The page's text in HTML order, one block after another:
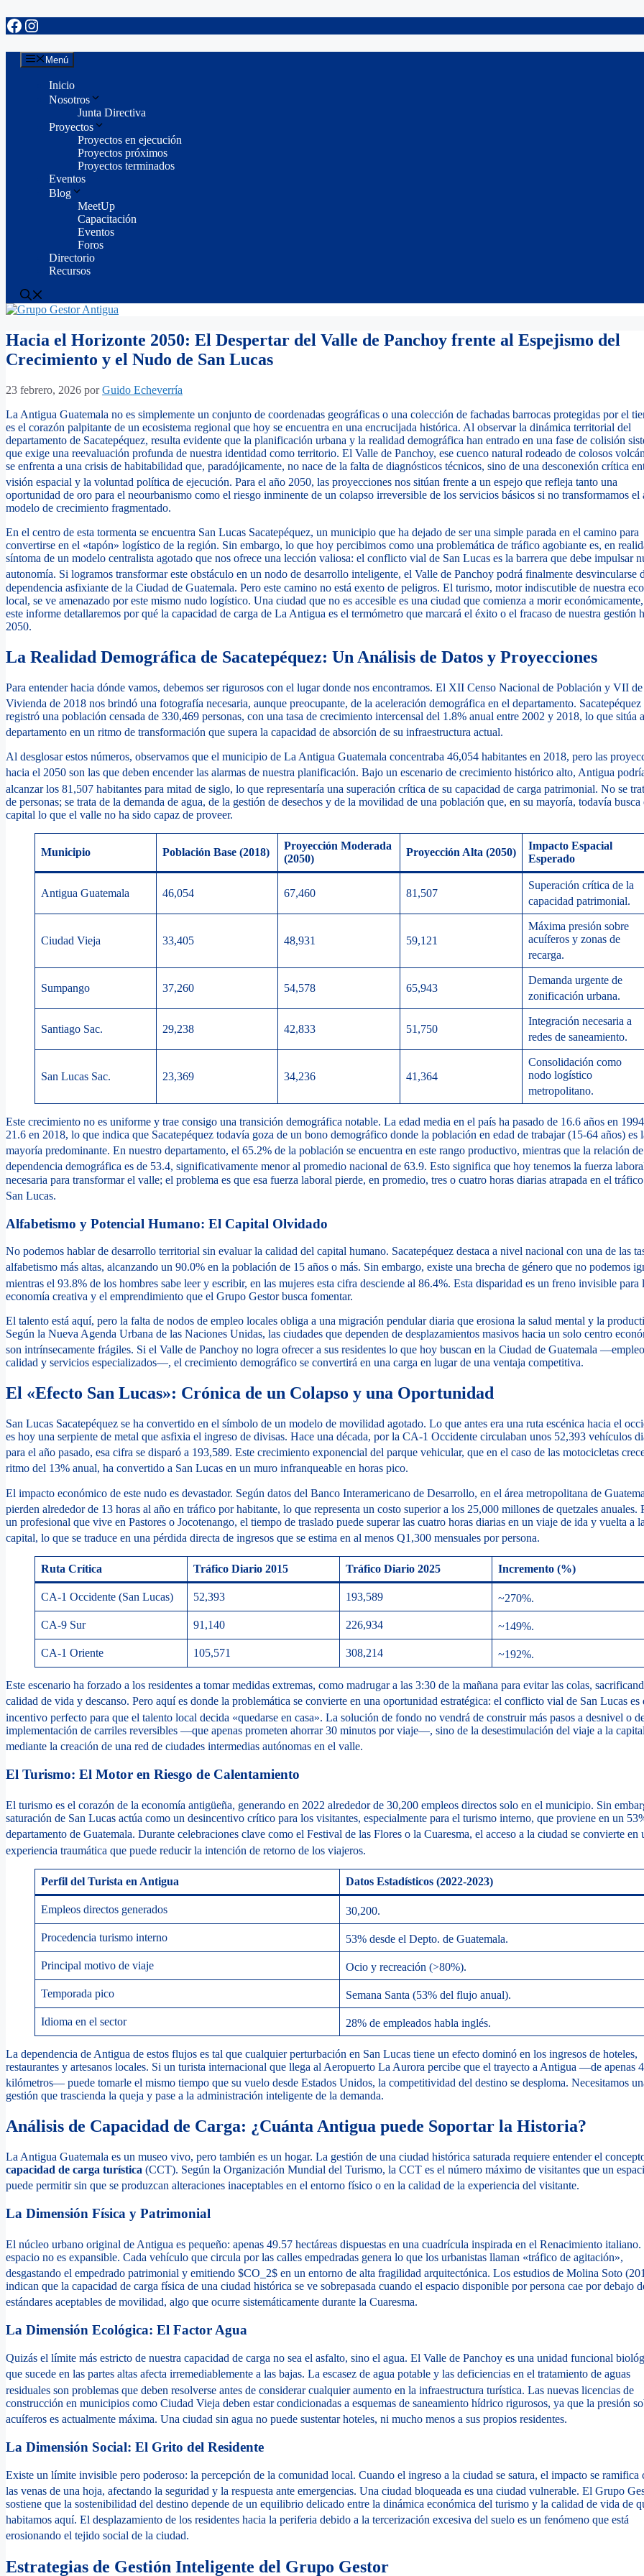
Saltar
al
Facebook
Instagram
Menú
Inicio
Nosotros
Junta Directiva
Proyectos
Proyectos en ejecución
Proyectos próximos
Proyectos terminados
Eventos
Blog
MeetUp
Capacitación
Eventos
Foros
Directorio
Recursos
Hacia el Horizonte 2050: El Despertar del Valle de Panchoy frente al Espejismo del
Crecimiento y el Nudo de San Lucas
23 febrero, 2026 porGuido Echeverría
La Antigua Guatemala no es simplemente un conjunto de coordenadas geográficas o una colección de fachadas barrocas protegidas por el
es el corazón palpitante de un ecosistema regional que hoy se encuentra en una encrucijada histórica. Al observar la dinámica territorial del
departamento de Sacatepéquez, resulta evidente que la planificación urbana y la realidad demográfica han entrado en una fase de colisión
que exige una reevaluación profunda de nuestra identidad como territorio. El Valle de Panchoy, ese cuenco natural rodeado de colosos
se enfrenta a una crisis de habitabilidad que, paradójicamente, no nace de la falta de diagnósticos técnicos, sino de una desconexión crítica
visión espacial y la voluntad política de ejecución. Para el año 2050, las proyecciones nos sitúan frente a un espejo que refleja tanto una
oportunidad de oro para el neourbanismo como el riesgo inminente de un colapso irreversible de los servicios básicos si no transformamos el
modelo de crecimiento fragmentado.
En el centro de esta tormenta se encuentra San Lucas Sacatepéquez, un municipio que ha dejado de ser una simple parada en el camino para
convertirse en el «tapón» logístico de la región. Sin embargo, lo que hoy percibimos como una problemática de tráfico agobiante es, en
síntoma de un modelo centralista agotado que nos ofrece una lección valiosa: el conflicto vial de San Lucas es la barrera que debe impulsar
autonomía. Si logramos transformar este obstáculo en un nodo de desarrollo inteligente, el Valle de Panchoy podrá finalmente desvincularse
dependencia asfixiante de la Ciudad de Guatemala. Pero este camino no está exento de peligros. El turismo, motor indiscutible de nuestra
local, se ve amenazado por este mismo nudo logístico. Una ciudad que no es accesible es una ciudad que comienza a morir
este informe detallaremos por qué la capacidad de carga de La Antigua es el termómetro que marcará el éxito o el fracaso de nuestra gestión
2050.
La Realidad Demográfica de Sacatepéquez: Un Análisis de Datos y Proyecciones
Para entender hacia dónde vamos, debemos ser rigurosos con el lugar donde nos encontramos. El XII Censo Nacional de Población y VII de
Vivienda de 2018 nos brindó una fotografía necesaria, aunque preocupante, de la aceleración demográfica en el departamento. Sacatepéquez
registró una población censada de 330,469 personas, con una tasa de crecimiento intercensal del 1.8% anual entre 2002 y 2018, lo que sitúa
departamento en un ritmo de transformación que supera la capacidad de absorción de su infraestructura actual.
Al desglosar estos números, observamos que el municipio de La Antigua Guatemala concentraba 46,054 habitantes en 2018, pero las
hacia el 2050 son las que deben encender las alarmas de nuestra planificación. Bajo un escenario de crecimiento histórico alto, Antigua
alcanzar los 81,507 habitantes para mitad de siglo, lo que representaría una superación crítica de su capacidad de carga patrimonial. No se
de personas; se trata de la demanda de agua, de la gestión de desechos y de la movilidad de una población que, en su mayoría, todavía busca
capital lo que el valle no ha sido capaz de proveer.
Municipio Población Base (2018)
Proyección Moderada
(2050)
Proyección Alta (2050)
Impacto Espacial
Esperado
Antigua Guatemala 46,054 67,460 81,507
Superación crítica de la
capacidad patrimonial.
Ciudad Vieja 33,405 48,931 59,121
Máxima presión sobre
acuíferos y zonas de
recarga.
Sumpango 37,260 54,578 65,943
Demanda urgente de
zonificación urbana.
Santiago Sac. 29,238 42,833 51,750
Integración necesaria a
redes de saneamiento.
San Lucas Sac. 23,369 34,236 41,364
Consolidación como
nodo logístico
metropolitano.
Este crecimiento no es uniforme y trae consigo una transición demográfica notable. La edad media en el país ha pasado de 16.6 años en
21.6 en 2018, lo que indica que Sacatepéquez todavía goza de un bono demográfico donde la población en edad de trabajar (15-64 años) es
mayoría predominante. En nuestro departamento, el 65.2% de la población se encuentra en este rango productivo, mientras que la relación de
dependencia demográfica es de 53.4, significativamente menor al promedio nacional de 63.9. Esto significa que hoy tenemos la fuerza
necesaria para transformar el valle; el problema es que esa fuerza laboral pierde, en promedio, tres o cuatro horas diarias atrapada en el
San Lucas.
Alfabetismo y Potencial Humano: El Capital Olvidado
No podemos hablar de desarrollo territorial sin evaluar la calidad del capital humano. Sacatepéquez destaca a nivel nacional con una de las
alfabetismo más altas, alcanzando un 90.0% en la población de 15 años o más. Sin embargo, existe una brecha de género que no podemos
mientras el 93.8% de los hombres sabe leer y escribir, en las mujeres esta cifra desciende al 86.4%. Esta disparidad es un freno invisible para
economía creativa y el emprendimiento que el Grupo Gestor busca fomentar.
El talento está aquí, pero la falta de nodos de empleo locales obliga a una migración pendular diaria que erosiona la salud mental y la
Según la Nueva Agenda Urbana de las Naciones Unidas, las ciudades que dependen de desplazamientos masivos hacia un solo centro
son intrínsecamente frágiles. Si el Valle de Panchoy no logra ofrecer a sus residentes lo que hoy buscan en la Ciudad de Guatemala
calidad y servicios especializados—, el crecimiento demográfico se convertirá en una carga en lugar de una ventaja competitiva.
El «Efecto San Lucas»: Crónica de un Colapso y una Oportunidad
San Lucas Sacatepéquez se ha convertido en el símbolo de un modelo de movilidad agotado. Lo que antes era una ruta escénica hacia el
es hoy una serpiente de metal que asfixia el ingreso de divisas. Hace una década, por la CA-1 Occidente circulaban unos 52,393 vehículos
para el año pasado, esa cifra se disparó a 193,589. Este crecimiento exponencial del parque vehicular, que en el caso de las motocicletas
ritmo del 13% anual, ha convertido a San Lucas en un muro infranqueable en horas pico.
El impacto económico de este nudo es devastador. Según datos del Banco Interamericano de Desarrollo, en el área metropolitana de
pierden alrededor de 13 horas al año en tráfico por habitante, lo que representa un costo superior a los 25,000 millones de quetzales anuales.
un profesional que vive en Pastores o Jocotenango, el tiempo de traslado puede superar las cuatro horas diarias en un viaje de ida y vuelta a la
capital, lo que se traduce en una pérdida directa de ingresos que se estima en al menos Q1,300 mensuales por persona.
Ruta Crítica Tráfico Diario 2015 Tráfico Diario 2025 Incremento (%)
CA-1 Occidente (San Lucas) 52,393 193,589 ~270%.
CA-9 Sur 91,140 226,934 ~149%.
CA-1 Oriente 105,571 308,214 ~192%.
Este escenario ha forzado a los residentes a tomar medidas extremas, como madrugar a las 3:30 de la mañana para evitar las colas,
calidad de vida y descanso. Pero aquí es donde la problemática se convierte en una oportunidad estratégica: el conflicto vial de San Lucas es
incentivo perfecto para que el talento local decida «quedarse en casa». La solución de fondo no vendrá de construir más pasos a desnivel o
implementación de carriles reversibles —que apenas prometen ahorrar 30 minutos por viaje—, sino de la desestimulación del viaje a la capital
mediante la creación de una red de ciudades intermedias autónomas en el valle.
El Turismo: El Motor en Riesgo de Calentamiento
El turismo es el corazón de la economía antigüeña, generando en 2022 alrededor de 30,200 empleos directos solo en el municipio. Sin
saturación de San Lucas actúa como un desincentivo crítico para los visitantes, especialmente para el turismo interno, que proviene en un
departamento de Guatemala. Durante celebraciones clave como el Festival de las Flores o la Cuaresma, el acceso a la ciudad se convierte en
experiencia traumática que puede reducir la intención de retorno de los viajeros.
Perfil del Turista en Antigua Datos Estadísticos (2022-2023)
Empleos directos generados 30,200.
Procedencia turismo interno 53% desde el Depto. de Guatemala.
Principal motivo de viaje Ocio y recreación (>80%).
Temporada pico Semana Santa (53% del flujo anual).
Idioma en el sector 28% de empleados habla inglés.
La dependencia de Antigua de estos flujos es tal que cualquier perturbación en San Lucas tiene un efecto dominó en los ingresos de hoteles,
restaurantes y artesanos locales. Si un turista internacional que llega al Aeropuerto La Aurora percibe que el trayecto a Antigua —de apenas
kilómetros— puede tomarle el mismo tiempo que su vuelo desde Estados Unidos, la competitividad del destino se desploma. Necesitamos
gestión que trascienda la queja y pase a la administración inteligente de la demanda.
Análisis de Capacidad de Carga: ¿Cuánta Antigua puede Soportar la Historia?
La Antigua Guatemala es un museo vivo, pero también es un hogar. La gestión de una ciudad histórica saturada requiere entender el
capacidad de carga turística (CCT). Según la Organización Mundial del Turismo, la CCT es el número máximo de visitantes que un
puede permitir sin que se produzcan alteraciones inaceptables en el entorno físico o en la calidad de la experiencia del visitante.
La Dimensión Física y Patrimonial
El núcleo urbano original de Antigua es pequeño: apenas 49.57 hectáreas dispuestas en una cuadrícula inspirada en el Renacimiento italiano.
espacio no es expansible. Cada vehículo que circula por las calles empedradas genera lo que los urbanistas llaman «tráfico de agitación»,
desgastando el empedrado patrimonial y emitiendo $CO_2$ en un entorno de alta fragilidad arquitectónica. Los estudios de Molina Soto
indican que la capacidad de carga física de una ciudad histórica se ve sobrepasada cuando el espacio disponible por persona cae por debajo
estándares aceptables de movilidad, algo que ocurre sistemáticamente durante la Cuaresma.
La Dimensión Ecológica: El Factor Agua
Quizás el límite más estricto de nuestra capacidad de carga no sea el asfalto, sino el agua. El Valle de Panchoy es una unidad funcional
que sucede en las partes altas afecta irremediablemente a las bajas. La escasez de agua potable y las deficiencias en el tratamiento de aguas
residuales son problemas que deben resolverse antes de considerar cualquier aumento en la infraestructura turística. Las nuevas licencias de
construcción en municipios como Ciudad Vieja deben estar condicionadas a esquemas de saneamiento hídrico rigurosos, ya que la presión
acuíferos es actualmente máxima. Una ciudad sin agua no puede sustentar hoteles, ni mucho menos a sus propios residentes.
La Dimensión Social: El Grito del Residente
Existe un límite invisible pero poderoso: la percepción de la comunidad local. Cuando el ingreso a la ciudad se satura, el impacto se ramifica
las venas de una hoja, afectando la seguridad y la respuesta ante emergencias. Una ciudad bloqueada es una ciudad vulnerable. El Grupo
sostiene que la sostenibilidad del destino depende de un equilibrio delicado entre la dinámica económica del turismo y la calidad de vida de
habitamos aquí. El desplazamiento de los residentes hacia la periferia debido a la tercerización excesiva del suelo es un fenómeno que está
erosionando el tejido social de la ciudad.
Estrategias de Gestión Inteligente del Grupo Gestor